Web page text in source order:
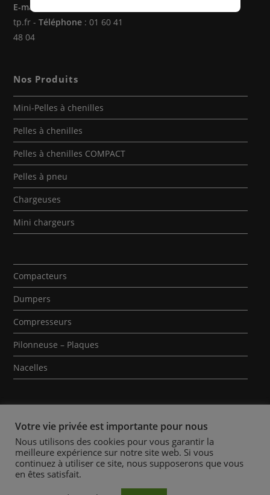
E-mail
tp.fr -Téléphone : 01 60 41
48 04
Nos Produits
Mini-Pelles à chenilles
Pelles à chenilles
Pelles à chenilles COMPACT
Pelles à pneu
Chargeuses
Mini chargeurs
Compacteurs
Dumpers
Compresseurs
Pilonneuse – Plaques
Nacelles
Qui sommes-nous ? Contact
Mentions Légales
Conditions Générales de Location
Votre vie privée est importante pour nous
Nous utilisons des cookies pour vous garantir la
meilleure expérience sur notre site web. Si vous
continuez à utiliser ce site, nous supposerons que vous
en êtes satisfait.